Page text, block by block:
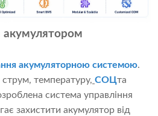
акумулятором
акумуляторною системою.
температуру, СОЦта
система управління
захистити акумулятор від